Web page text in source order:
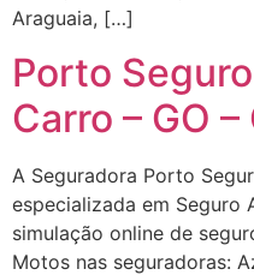
Araguaia, […]
Porto
Carro – GO –
A Seguradora Porto
especializada em Seguro
simulação online de
Motos nas seguradoras: